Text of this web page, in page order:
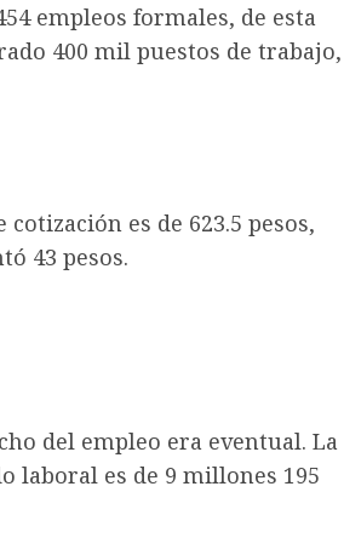
empleos formales, de esta
400 mil puestos de trabajo,
es de 623.5 pesos,
43 pesos.
del empleo era eventual. La
laboral es de 9 millones 195